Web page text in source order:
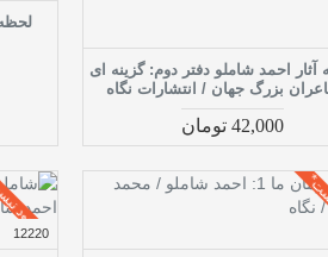
احمد شاملو دفتر دوم: گزینه ای
بزرگ جهان / انتشارات نگاه
42,000 تومان
موجود
12220